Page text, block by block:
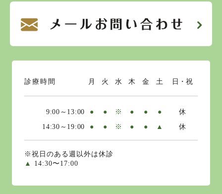
診療時間 月 火 水 木 金 土 日・祝
9:00～13:00 ● ● ※ ● ● ●
休
14:30～19:00
● ● ※ ● ● ▲ 休
※祝日のある週以外は休診
▲
14:30〜17:00